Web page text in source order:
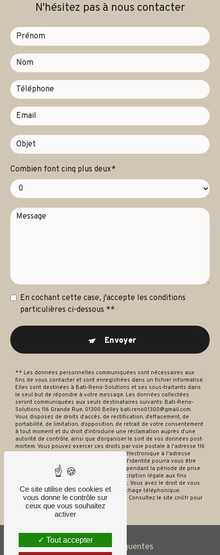
N'hésitez pas à nous contacter
Combien font cinq plus deux
En cochant cette case, j'accepte les conditions
particulières ci-dessous **
Envoyer
** Les données personnelles communiquées sont nécessaires aux
fins de vous contacter et sont enregistrées dans un fichier informatisé.
Elles sont destinées à Bati-Reno-Solutions et ses sous-traitants dans
le seul but de répondre à votre message. Les données collectées
seront communiquées aux seuls destinataires suivants: Bati-Reno-
Solutions 116 Grande Rue, 01300 Belley bati.reno01300@gmail.com.
Vous disposez de droits d’accès, de rectification, d’effacement, de
portabilité, de limitation, d’opposition, de retrait de votre consentement
à tout moment et du droit d’introduire une réclamation auprès d’une
autorité de contrôle, ainsi que d’organiser le sort de vos données post-
mortem. Vous pouvez exercer ces droits par voie postale à l'adresse 116
Grande Rue, 01300 Belley ou par courrier électronique à l'adresse
bati.reno01300@gmail.com. Un justificatif d'identité pourra vous être
demandé. Nous conservons vos données pendant la période de prise
de contact puis pendant la durée de prescription légale aux fins
probatoires et de gestion des contentieux. Vous avez le droit de vous
inscrire sur la liste d'opposition au démarchage téléphonique,
disponible à cette adresse: Bloctel.gouv.fr
. Consultez le site cnil.fr pour
plus d’informations sur vos droits.
Recherches fréquentes
Ce site utilise des cookies et
vous donne le contrôle sur
ceux que vous souhaitez
activer
Tout accepter